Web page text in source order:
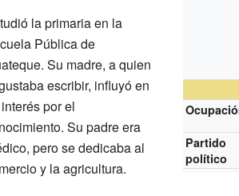
Partido
político
la primaria en la
Pública de
Su madre, a quien
escribir, influyó en
por el
Su padre era
pero se dedicaba al
y la agricultura.